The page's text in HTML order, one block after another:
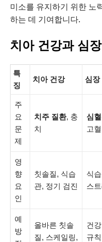
미소를 유지하기 위한 노
하는 데 기여합니다.
치아 건강과 심
특
징
치아 건강 심장
주
요
문
제
치주 질환, 충
치
심
고
영
향
요
인
칫솔질, 식습
관, 정기 검진
식
스
예
방
올바른 칫솔
질, 스케일링,
건
규